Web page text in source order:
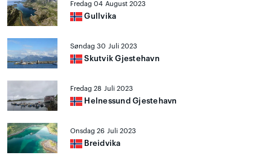
Fredag 04 August 2023
Gullvika
Søndag 30 Juli 2023
Skutvik Gjestehavn
Fredag 28 Juli 2023
Helnessund Gjestehavn
Onsdag 26 Juli 2023
Breidvika